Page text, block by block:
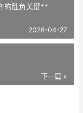
的胜负关键**
2026-04-27
下一篇 »